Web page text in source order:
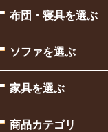
布団・寝具を選ぶ
ソファを選ぶ
家具を選ぶ
商品カテゴリ